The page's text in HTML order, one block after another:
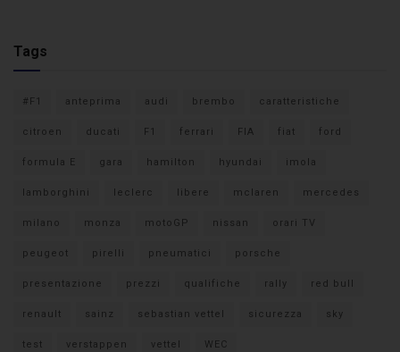
Tags
#F1 anteprima audi brembo caratteristiche
citroen ducati F1 ferrari FIA fiat ford
formula E gara hamilton hyundai imola
lamborghini leclerc libere mclaren mercedes
milano monza motoGP nissan orari TV
peugeot pirelli pneumatici porsche
presentazione prezzi qualifiche rally red bull
renault sainz sebastian vettel sicurezza sky
test verstappen vettel WEC